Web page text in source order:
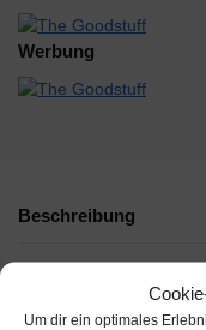
Um dir ein optimales
Werbung
Beschreibung
Zusätzliche